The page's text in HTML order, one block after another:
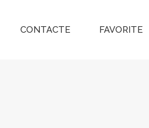
CONTACTE FAVORITE